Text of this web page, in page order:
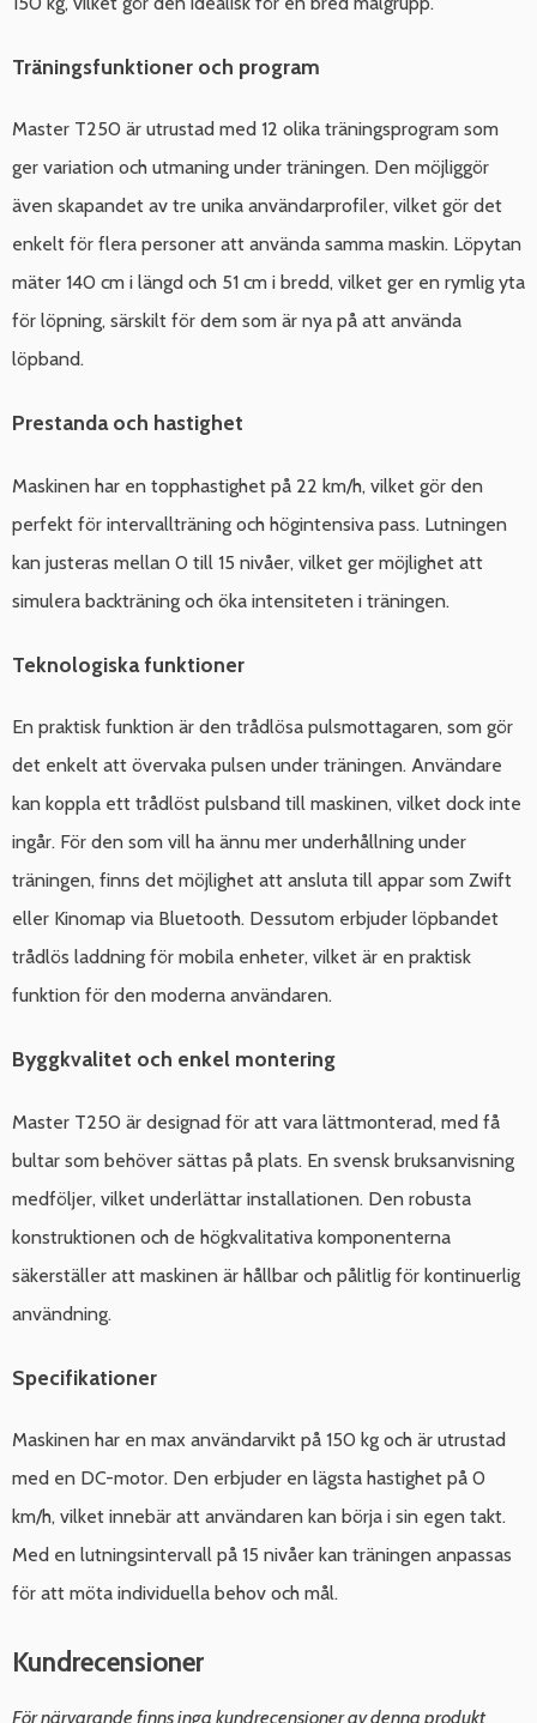
Träningsfunktioner och program
Master T250 är utrustad med 12 olika träningsprogram som
ger variation och utmaning under träningen. Den möjliggör
även skapandet av tre unika användarprofiler, vilket gör det
enkelt för flera personer att använda samma maskin. Löpytan
mäter 140 cm i längd och 51 cm i bredd, vilket ger en rymlig yta
för löpning, särskilt för dem som är nya på att använda
löpband.
Prestanda och hastighet
Maskinen har en topphastighet på 22 km/h, vilket gör den
perfekt för intervallträning och högintensiva pass. Lutningen
kan justeras mellan 0 till 15 nivåer, vilket ger möjlighet att
simulera backträning och öka intensiteten i träningen.
Teknologiska funktioner
En praktisk funktion är den trådlösa pulsmottagaren, som gör
det enkelt att övervaka pulsen under träningen. Användare
kan koppla ett trådlöst pulsband till maskinen, vilket dock inte
ingår. För den som vill ha ännu mer underhållning under
träningen, finns det möjlighet att ansluta till appar som Zwift
eller Kinomap via Bluetooth. Dessutom erbjuder löpbandet
trådlös laddning för mobila enheter, vilket är en praktisk
funktion för den moderna användaren.
Byggkvalitet och enkel montering
Master T250 är designad för att vara lättmonterad, med få
bultar som behöver sättas på plats. En svensk bruksanvisning
medföljer, vilket underlättar installationen. Den robusta
konstruktionen och de högkvalitativa komponenterna
säkerställer att maskinen är hållbar och pålitlig för kontinuerlig
användning.
Specifikationer
Maskinen har en max användarvikt på 150 kg och är utrustad
med en DC-motor. Den erbjuder en lägsta hastighet på 0
km/h, vilket innebär att användaren kan börja i sin egen takt.
Med en lutningsintervall på 15 nivåer kan träningen anpassas
för att möta individuella behov och mål.
Kundrecensioner
För närvarande finns inga kundrecensioner av denna produkt